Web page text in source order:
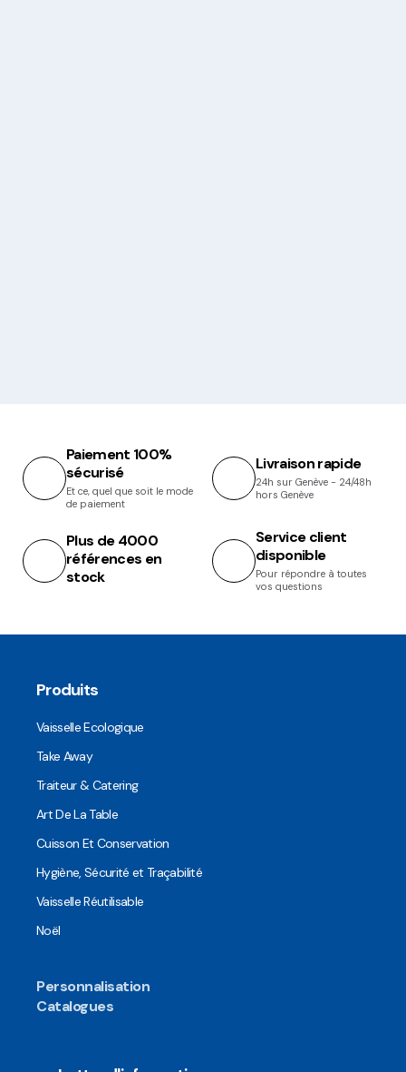
Paiement 100%
sécurisé
Et ce, quel que soit le mode
de paiement
Livraison rapide
24h sur Genève - 24/48h
hors Genève
Plus de 4000
références en
stock
Service client
disponible
Pour répondre à toutes
vos questions
Produits
Vaisselle Ecologique
Take Away
Traiteur & Catering
Art De La Table
Cuisson Et Conservation
Hygiène, Sécurité et Traçabilité
Vaisselle Réutilisable
Noël
Personnalisation
Catalogues